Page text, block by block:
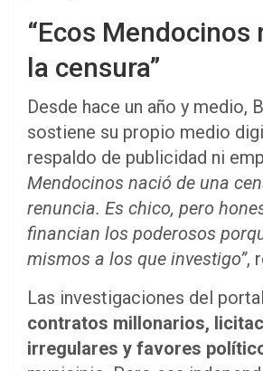
“Ecos Mendocinos
la censura”
Desde hace un año y medio,
sostiene su propio medio
respaldo de publicidad ni
Mendocinos nació de una
renuncia. Es chico, pero
financian los poderosos
mismos a los que investigo”,
Las investigaciones del
contratos millonarios,
irregulares y favores